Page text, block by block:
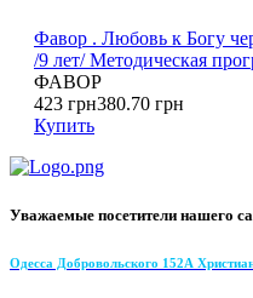
Фавор . Любовь к Богу
/9 лет/ Методическая
ФАВОР
423 грн380.70 грн
Купить
Уважаемые посетители нашего
Одесса Добровольского 152А